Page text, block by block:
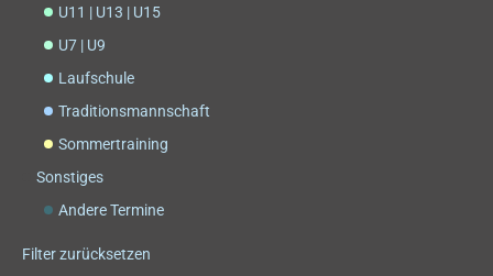
U11 | U13 | U15
U7 | U9
Laufschule
Traditionsmannschaft
Sommertraining
Sonstiges
Andere Termine
Filter zurücksetzen